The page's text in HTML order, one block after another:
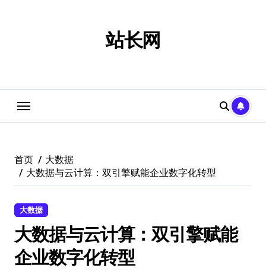
站长网
首页
大数据
大数据与云计算：双引擎赋能企业数字化转型
大数据
大数据与云计算：双引擎赋能
企业数字化转型